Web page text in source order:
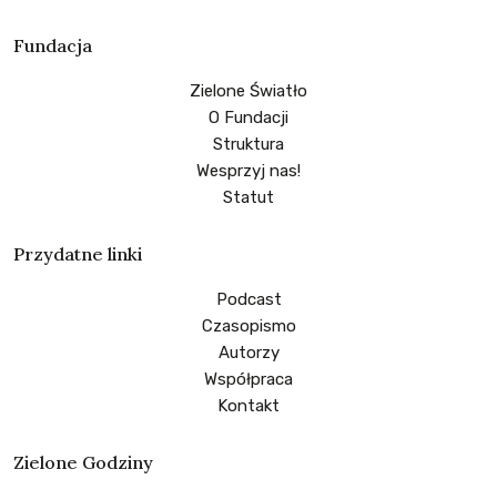
Fundacja
Zielone Światło
O Fundacji
Struktura
Wesprzyj nas!
Statut
Przydatne linki
Podcast
Czasopismo
Autorzy
Współpraca
Kontakt
Zielone Godziny